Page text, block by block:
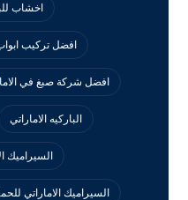
اخشاب
افضل تركيب
افضل شركة صبغ في
الباركيه الاماراتي
السيراميك
السيراميك الاماراتي